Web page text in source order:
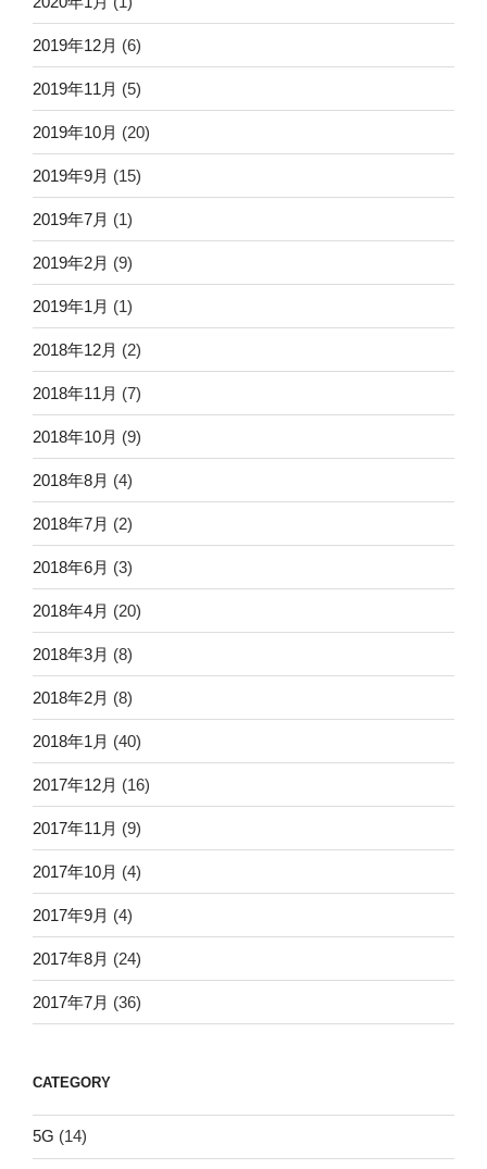
2019年12月 (6)
2019年11月 (5)
2019年10月 (20)
2019年9月 (15)
2019年7月 (1)
2019年2月 (9)
2019年1月 (1)
2018年12月 (2)
2018年11月 (7)
2018年10月 (9)
2018年8月 (4)
2018年7月 (2)
2018年6月 (3)
2018年4月 (20)
2018年3月 (8)
2018年2月 (8)
2018年1月 (40)
2017年12月 (16)
2017年11月 (9)
2017年10月 (4)
2017年9月 (4)
2017年8月 (24)
2017年7月 (36)
CATEGORY
5G (14)